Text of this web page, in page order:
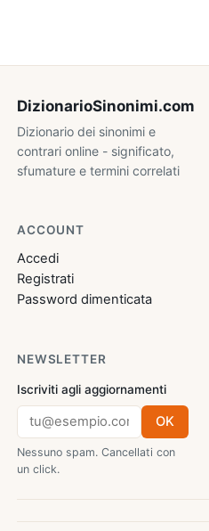
DizionarioSinonimi.com
Dizionario dei sinonimi e
contrari online - significato,
sfumature e termini correlati
ACCOUNT
Accedi
Registrati
Password dimenticata
NEWSLETTER
Iscriviti agli aggiornamenti
OK
Nessuno spam. Cancellati con
un click.